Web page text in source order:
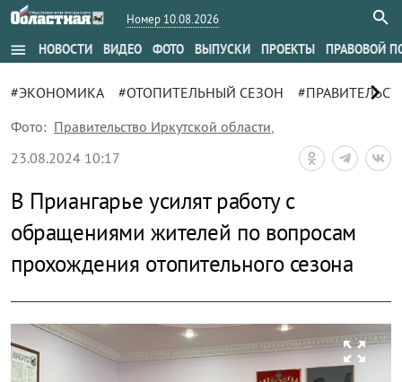
Номер 10.08.2026
menu НОВОСТИ ВИДЕО ФОТО ВЫПУСКИ ПРОЕКТЫ ПРАВОВОЙ
#ЭКОНОМИКА #ОТОПИТЕЛЬНЫЙ СЕЗОН chevron_right
Фото: Правительство Иркутской области,
23.08.2024 10:17
В Приангарье усилят работу с
обращениями жителей по вопросам
прохождения отопительного сезона
zoom_out_map